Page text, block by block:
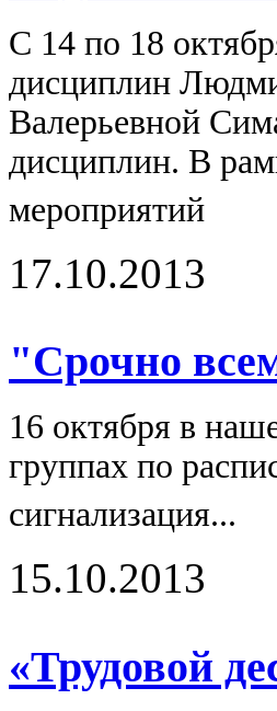
С 14 по 18
дисциплин
Валерьевной
дисциплин. В
мероприятий
17.10.2013
"Срочно
16 октября в
группах по
сигнализация...
15.10.2013
«Трудовой